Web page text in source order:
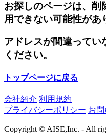
お探しのページは、削
用できない可能性があ
アドレスが間違ってい
ください。
トップページに戻る
会社紹介 利用規約
プライバシーポリシー お
Copyright © AISE,Inc. - All